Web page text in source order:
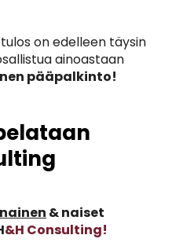
on edelleen täysin
ainoastaan
pääpalkinto!
& naiset
&H Consulting!